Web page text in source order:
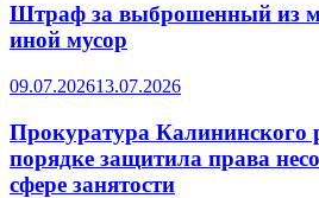
Штраф за выброшенный из
иной мусор
09.07.202613.07.2026
Прокуратура Калининского
порядке защитила права
сфере занятости